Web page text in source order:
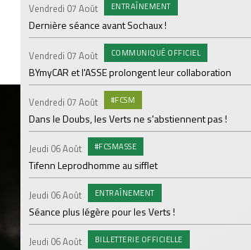
Vendredi 07 Août ENTRAÎNEMENT
Dernière séance avant Sochaux !
Vendredi 07 Août COMMUNIQUÉ OFFICIEL
BYmyCAR et l'ASSE prolongent leur collaboration
Vendredi 07 Août #FCSM
Dans le Doubs, les Verts ne s'abstiennent pas !
Jeudi 06 Août #FCSMASSE
Tifenn Leprodhomme au sifflet
Jeudi 06 Août ENTRAÎNEMENT
Séance plus légère pour les Verts !
Jeudi 06 Août BILLETTERIE OFFICIELLE